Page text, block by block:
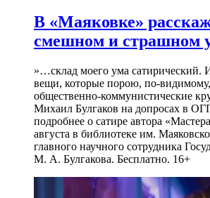
В «Маяковке»
смешном и страшном
»…склад моего ума сатирический.
вещи, которые порою, по-видимому,
общественно-коммунистические
Михаил Булгаков на допросах в
подробнее о сатире автора
августа в библиотеке им.
главного научного сотрудника
М. А. Булгакова. Бесплатно. 16+